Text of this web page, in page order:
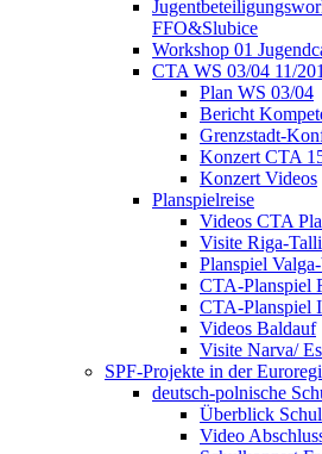
FFO&Slubice
Workshop 01
CTA WS 03/04 11/
Plan WS 03/04
Bericht
Grenzstadt-
Konzert CTA
Konzert Videos
Planspielreise
Videos CTA
Visite Riga-
Planspiel
CTA-Planspiel
CTA-Planspiel
Videos Baldauf
Visite Narva/
SPF-Projekte in der
deutsch-polnische
Überblick
Video